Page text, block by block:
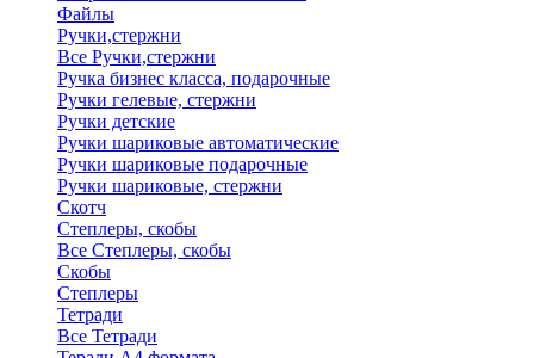
Файлы
Ручки,стержни
Все Ручки,стержни
Ручка бизнес класса, подарочные
Ручки гелевые, стержни
Ручки детские
Ручки шариковые автоматические
Ручки шариковые подарочные
Ручки шариковые, стержни
Скотч
Степлеры, скобы
Все Степлеры, скобы
Скобы
Степлеры
Тетради
Все Тетради